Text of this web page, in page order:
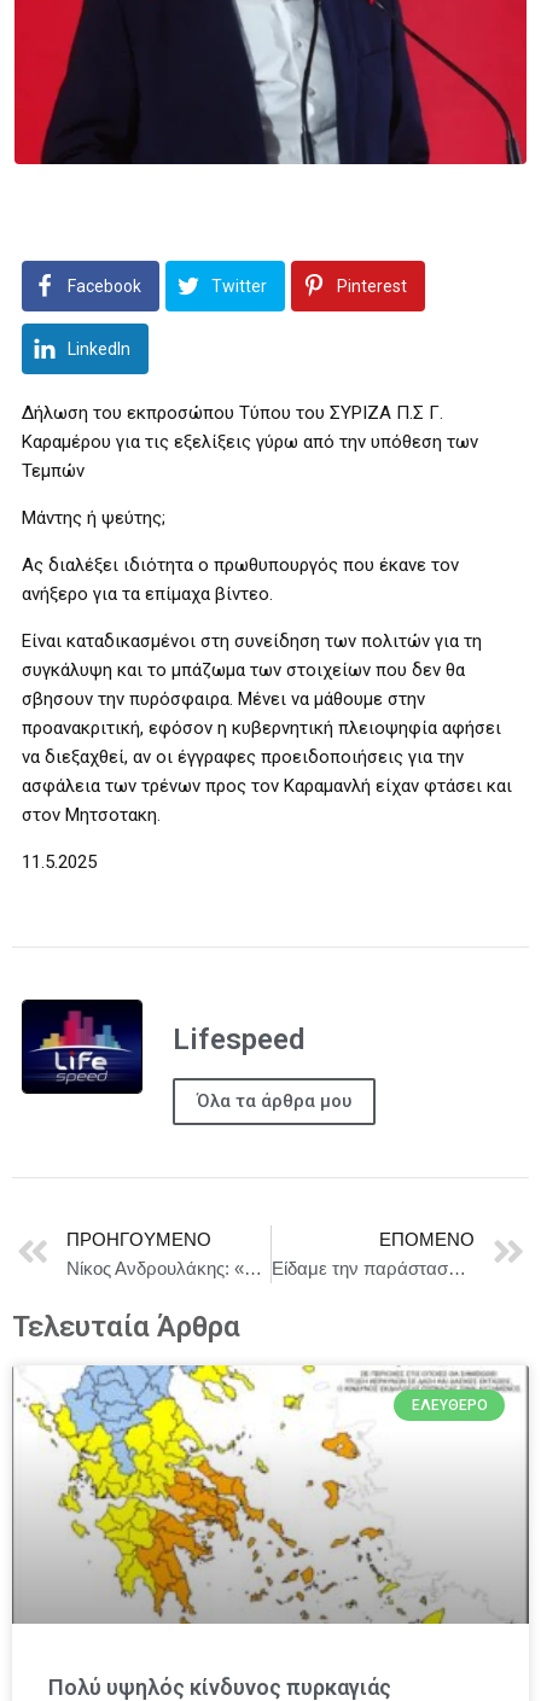
Facebook Twitter Pinterest
LinkedIn
Δήλωση του εκπροσώπου Τύπου του ΣΥΡΙΖΑ Π.Σ Γ.
Καραμέρου για τις εξελίξεις γύρω από την υπόθεση των
Τεμπών
Μάντης ή ψεύτης;
Ας διαλέξει ιδιότητα ο πρωθυπουργός που έκανε τον
ανήξερο για τα επίμαχα βίντεο.
Είναι καταδικασμένοι στη συνείδηση των πολιτών για τη
συγκάλυψη και το μπάζωμα των στοιχείων που δεν θα
σβησουν την πυρόσφαιρα. Μένει να μάθουμε στην
προανακριτική, εφόσον η κυβερνητική πλειοψηφία αφήσει
να διεξαχθεί, αν οι έγγραφες προειδοποιήσεις για την
ασφάλεια των τρένων προς τον Καραμανλή είχαν φτάσει και
στον Μητσοτακη.
11.5.2025
Lifespeed
Όλα τα άρθρα μου
ΠΡΟΗΓΟΎΜΕΝΟ
Νίκος Ανδρουλάκης: «Καμία απάντηση από τον Πρωθυπουργό για το χρονοδιάγραμμα της ηλεκτρικής διασύνδεσης Ελλάδας-Κύπρου-Ισραήλ»
ΕΠΌΜΕΝΟ
Είδαμε την παράσταση « L’ aide memoire» στo Στούντιο Μαυρομιχάλη και σας μεταφέρουμε τις εντυπώσεις μας!
Τελευταία Άρθρα
ΕΛΕΎΘΕΡΟ
Πολύ υψηλός κίνδυνος πυρκαγιάς